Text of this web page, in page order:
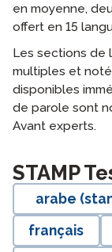
en moyenne,
offert en 15
Les sections de
multiples et
disponibles
de parole sont
Avant experts.
STAMP
arabe
français